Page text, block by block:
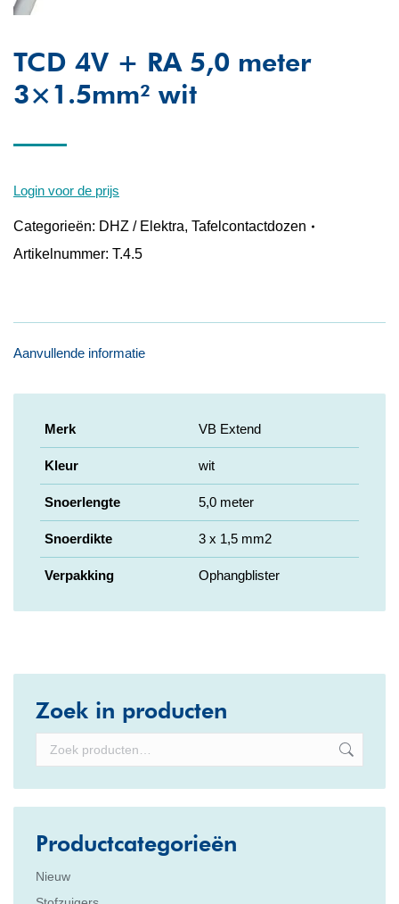
TCD 4V + RA 5,0 meter
3×1.5mm² wit
Login voor de prijs
Categorieën: DHZ / Elektra, Tafelcontactdozen
Artikelnummer: T.4.5
Aanvullende informatie
Merk VB Extend
Kleur wit
Snoerlengte 5,0 meter
Snoerdikte 3 x 1,5 mm2
Verpakking Ophangblister
Zoek in producten
Productcategorieën
Nieuw